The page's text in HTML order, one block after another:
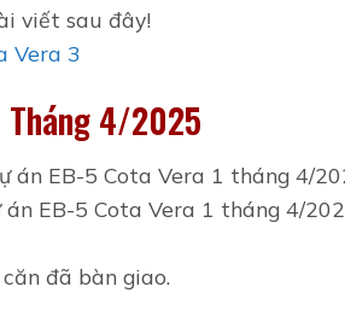
viết sau đây!
Vera 3
Tháng 4/2025
EB-5 Cota Vera 1 tháng 4/
đã bàn giao.